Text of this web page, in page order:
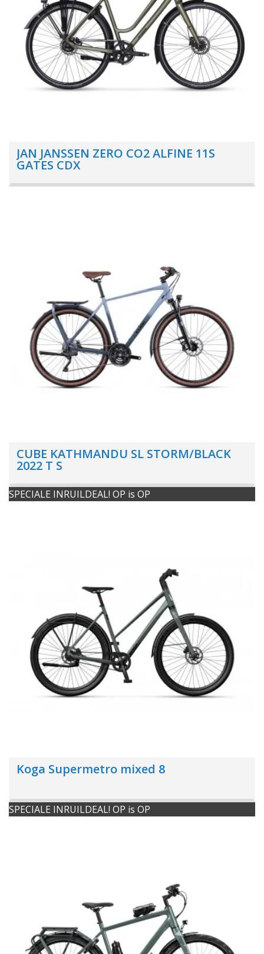
JAN JANSSEN ZERO CO2 ALFINE 11S
GATES CDX
CUBE KATHMANDU SL STORM/BLACK
2022 T S
SPECIALE INRUILDEAL! OP is OP
Koga Supermetro mixed 8
SPECIALE INRUILDEAL! OP is OP